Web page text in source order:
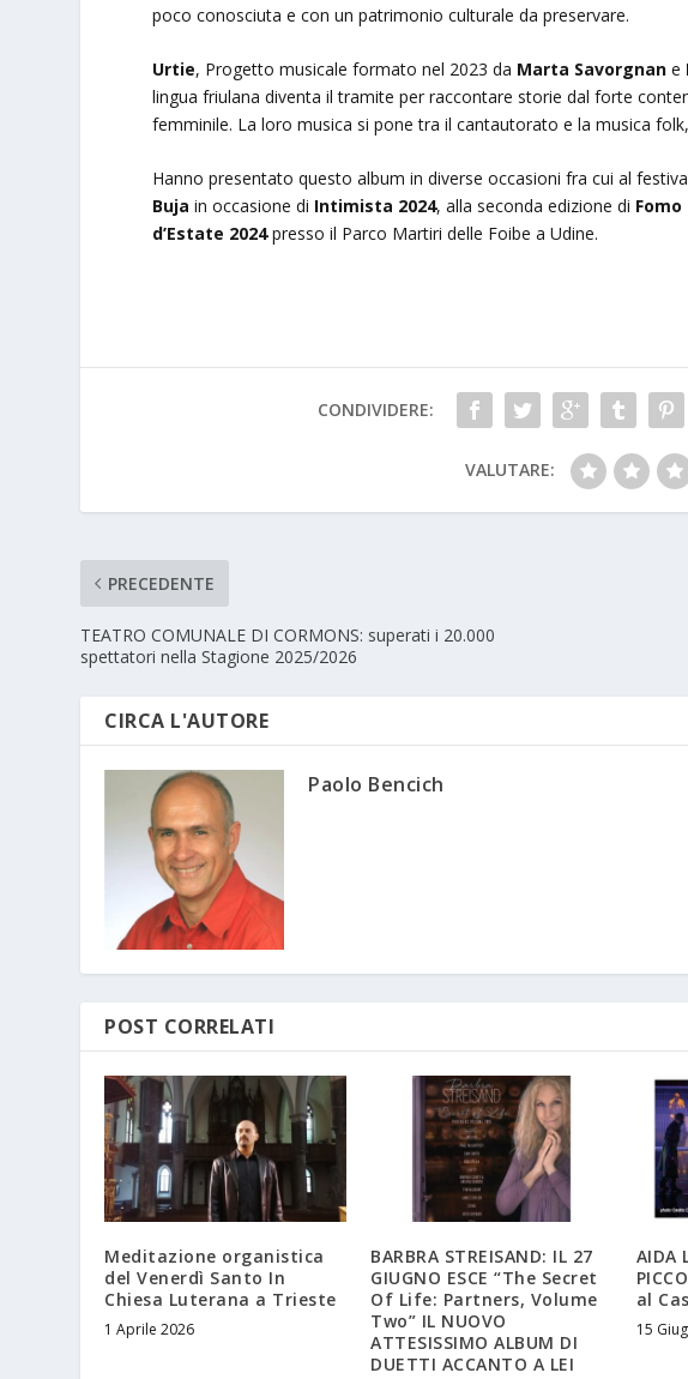
poco conosciuta e con un patrimonio culturale da preservare.
Urtie, Progetto musicale formato nel 2023 da Marta Savorgnane
lingua friulana diventa il tramite per raccontare storie dal forte
femminile. La loro musica si pone tra il cantautorato e la musica
Hanno presentato questo album in diverse occasioni fra cui al
Buja in occasione di Intimista 2024, alla seconda edizione di
d’Estate 2024presso il Parco Martiri delle Foibe a Udine.
CONDIVIDERE:
VALUTARE:
PRECEDENTE
TEATRO COMUNALE DI CORMONS: superati i 20.000
spettatori nella Stagione 2025/2026
CIRCA L'AUTORE
Paolo Bencich
POST CORRELATI
Meditazione organistica
del Venerdì Santo In
Chiesa Luterana a Trieste
1 Aprile 2026
BARBRA STREISAND: IL 27
GIUGNO ESCE “The Secret
Of Life: Partners, Volume
Two” IL NUOVO
ATTESISSIMO ALBUM DI
DUETTI ACCANTO A LEI
AIDA
al
15